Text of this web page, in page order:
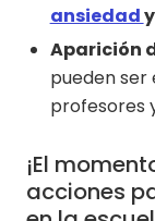
ansiedad
Aparición
pueden ser
profesores
¡El
acciones